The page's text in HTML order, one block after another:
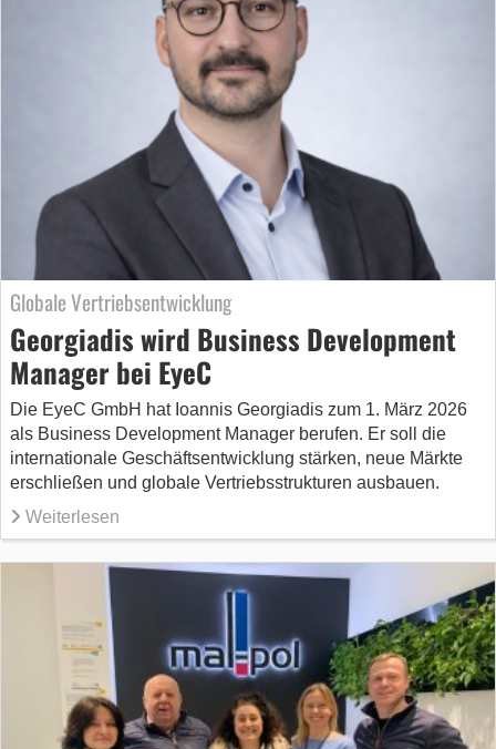
Globale Vertriebsentwicklung
Georgiadis wird Business Development
Manager bei EyeC
Die EyeC GmbH hat Ioannis Georgiadis zum 1. März 2026
als Business Development Manager berufen. Er soll die
internationale Geschäftsentwicklung stärken, neue Märkte
erschließen und globale Vertriebsstrukturen ausbauen.
Weiterlesen